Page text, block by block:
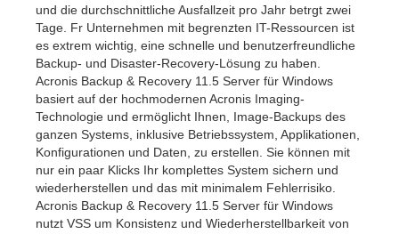
und die durchschnittliche Ausfallzeit pro Jahr betrgt zwei
Tage. Fr Unternehmen mit begrenzten IT-Ressourcen ist
es extrem wichtig, eine schnelle und benutzerfreundliche
Backup- und Disaster-Recovery-Lösung zu haben.
Acronis Backup & Recovery 11.5 Server für Windows
basiert auf der hochmodernen Acronis Imaging-
Technologie und ermöglicht Ihnen, Image-Backups des
ganzen Systems, inklusive Betriebssystem, Applikationen,
Konfigurationen und Daten, zu erstellen. Sie können mit
nur ein paar Klicks Ihr komplettes System sichern und
wiederherstellen und das mit minimalem Fehlerrisiko.
Acronis Backup & Recovery 11.5 Server für Windows
nutzt VSS um Konsistenz und Wiederherstellbarkeit von